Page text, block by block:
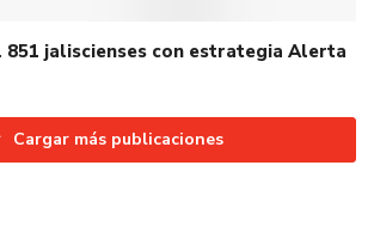
851 jaliscienses con estrategia Alerta
Cargar más publicaciones